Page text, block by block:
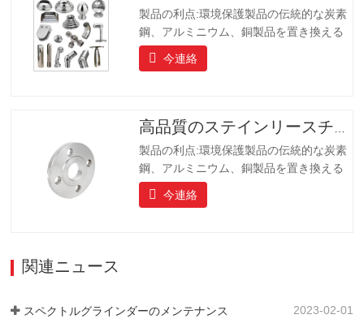
製品の利点:環境保護製品の伝統的な炭素
鋼、アルミニウム、銅製品を置き換える
ことです、製品は長寿命を持っています
長寿命、美しい外観、耐酸性および耐ア
理想的な選択肢です。
今連絡
製品の利点:環境保護製品の伝統的な炭素
鋼、アルミニウム、銅製品を置き換える
ことです、製品は長寿命を持っています
長寿命、美しい外観、耐酸性および耐ア
今連絡
関連ニュース
スペクトルグラインダーのメンテナンス 2023-02-01